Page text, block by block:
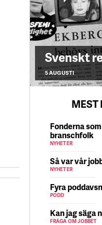
Svenskt
5 AUGUSTI
MEST
Fonderna
branschfolk
NYHETER
Så var vår
NYHETER
Fyra
PODD
Kan jag säga
FRÅGA OM JOBBET